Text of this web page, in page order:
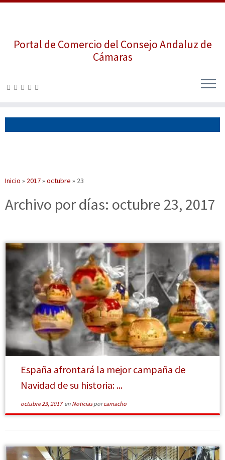
contenido
Portal de Comercio del Consejo Andaluz de
Cámaras
Inicio » 2017» octubre » 23
Archivo por días: octubre 23, 2017
[Leer más]
España afrontará la mejor campaña de
Navidad de su historia: ...
octubre 23, 2017en Noticiasporcamacho